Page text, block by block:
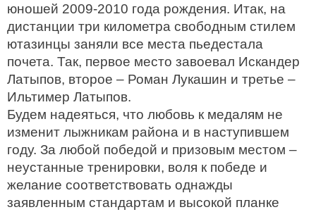
юношей 2009-2010 года рождения. Итак, на
дистанции три километра свободным стилем
ютазинцы заняли все места пьедестала
почета. Так, первое место завоевал Искандер
Латыпов, второе – Роман Лукашин и третье –
Ильтимер Латыпов.
Будем надеяться, что любовь к медалям не
изменит лыжникам района и в наступившем
году. За любой победой и призовым местом –
неустанные тренировки, воля к победе и
желание соответствовать однажды
заявленным стандартам и высокой планке